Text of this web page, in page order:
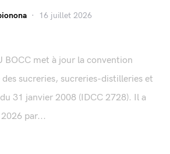
16 juillet 2026
BOCC met à jour la convention
sucreries, sucreries-distilleries et
31 janvier 2008 (IDCC 2728). Il a
par...